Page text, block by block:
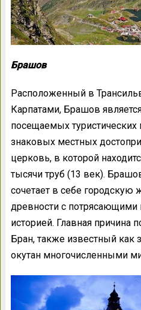
Брашов
Расположенный в
Карпатами, Брашов
посещаемых
знаковых местных
церковь, в которой
тысячи труб (13 век).
сочетает в себе городскую
древности с потрясающими
историей. Главная причина
Бран, также известный
окутан многочисленными